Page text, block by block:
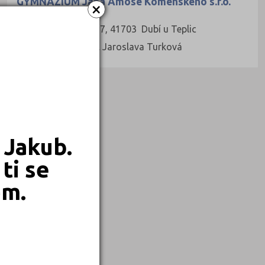
×
ti se
Bystřická 275/27, 41703 Dubí u Teplic
Ředitel: Mgr. Bc. Jaroslava Turková